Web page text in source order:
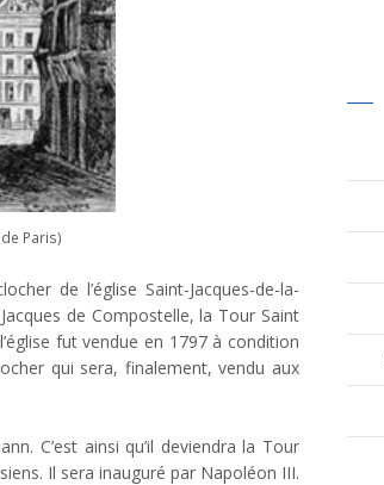
Paris)
de l’église Saint-Jacques-de-la-
de Compostelle, la Tour Saint
fut vendue en 1797 à condition
qui sera, finalement, vendu aux
C’est ainsi qu’il deviendra la Tour
Il sera inauguré par Napoléon III.